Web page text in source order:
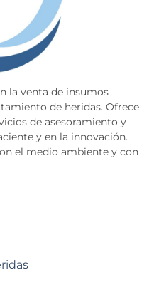
la venta de insumos
de heridas. Ofrece
de asesoramiento y
y en la innovación.
el medio ambiente y con